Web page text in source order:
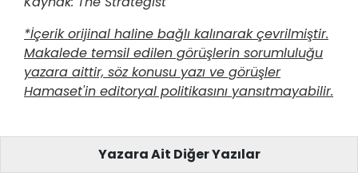
*İçerik orijinal haline bağlı kalınarak çevrilmiştir.
Makalede temsil edilen görüşlerin sorumluluğu
yazara aittir, söz konusu yazı ve görüşler
Hamaset'in editoryal politikasını yansıtmayabilir.
Yazara Ait Diğer Yazılar